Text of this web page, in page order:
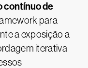
contínuo de
para
a exposição a
iterativa